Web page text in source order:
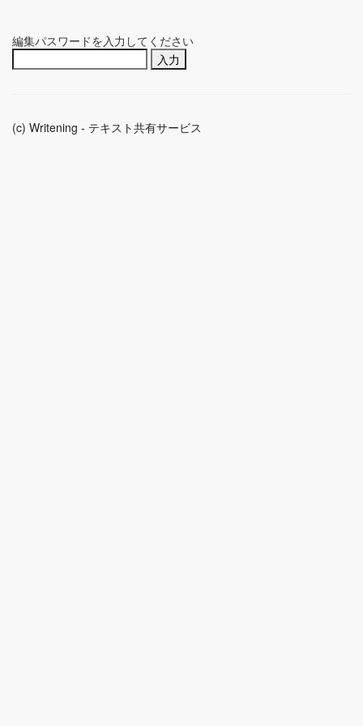
編集パスワードを入力してください
(c) Writening - テキスト共有サービス